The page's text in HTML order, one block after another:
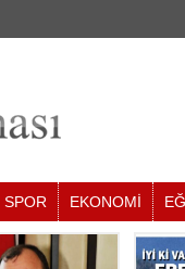
SPOR EKONOMİ